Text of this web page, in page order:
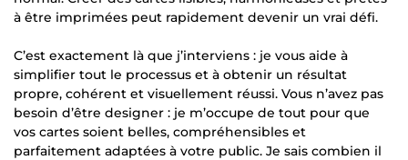
à être imprimées peut rapidement devenir un vrai défi.
C’est exactement là que j’interviens : je vous aide à
simplifier tout le processus et à obtenir un résultat
propre, cohérent et visuellement réussi. Vous n’avez pas
besoin d’être designer : je m’occupe de tout pour que
vos cartes soient belles, compréhensibles et
parfaitement adaptées à votre public. Je sais combien il